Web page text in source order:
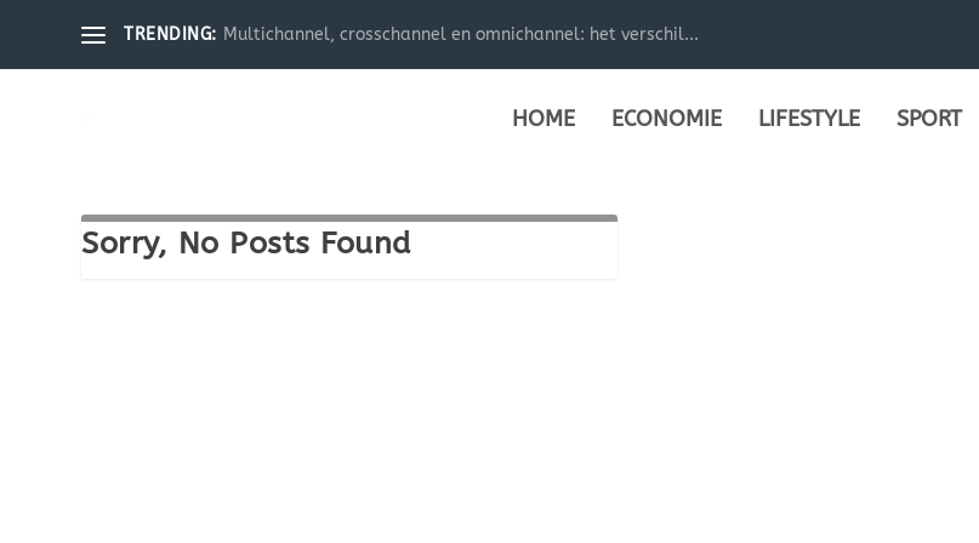
TRENDING: Multichannel, crosschannel en omnichannel: het verschil...
HOME ECONOMIE LIFESTYLE SPORT
Sorry, No Posts Found